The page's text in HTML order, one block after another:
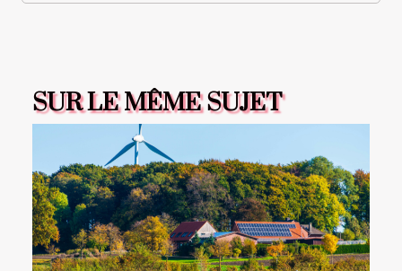
SUR LE MÊME SUJET